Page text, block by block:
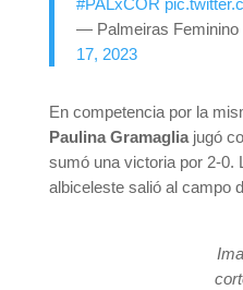
#PALxCOR
— Palmeiras Feminino
17, 2023
En competencia por la
Paulina Gramaglia jugó
sumó una victoria por 2-0.
albiceleste salió al campo